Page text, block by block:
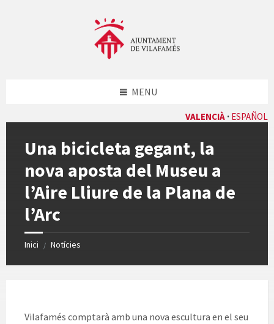
VALENCIÀ ESPAÑOL
MENU
Una bicicleta gegant, la
nova aposta del Museu a
l’Aire Lliure de la Plana de
l’Arc
Inici / Notícies
Vilafamés comptarà amb una nova escultura en el seu